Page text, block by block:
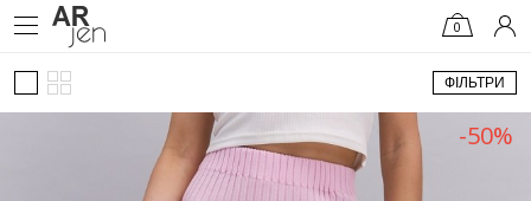
0
ФІЛЬТРИ
-50%